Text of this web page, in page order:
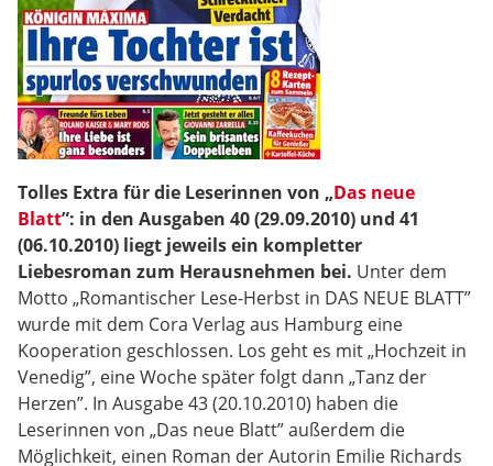
Tolles Extra für die Leserinnen von „Das neue
Blatt”: in den Ausgaben 40 (29.09.2010) und 41
(06.10.2010) liegt jeweils ein kompletter
Liebesroman zum Herausnehmen bei. Unter dem
Motto „Romantischer Lese-Herbst in DAS NEUE BLATT”
wurde mit dem Cora Verlag aus Hamburg eine
Kooperation geschlossen. Los geht es mit „Hochzeit in
Venedig”, eine Woche später folgt dann „Tanz der
Herzen”. In Ausgabe 43 (20.10.2010) haben die
Leserinnen von „Das neue Blatt” außerdem die
Möglichkeit, einen Roman der Autorin Emilie Richards